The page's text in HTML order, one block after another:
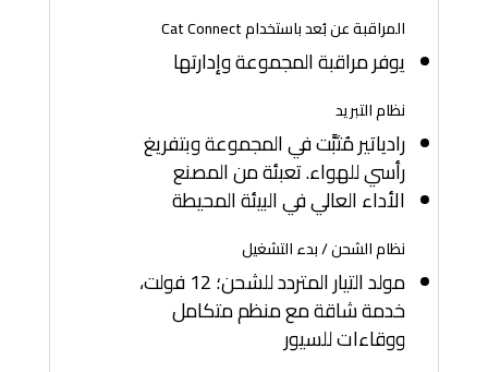
المراقبة عن بُعد باستخدام Cat Connect
يوفر مراقبة المجموعة وإدارتها
نظام التبريد
رادياتير مُثبَّت في المجموعة وبتفريغ
رأسي للهواء. تعبئة من المصنع
الأداء العالي في البيئة المحيطة
نظام الشحن / بدء التشغيل
مولد التيار المتردد للشحن؛ 12 فولت،
خدمة شاقة مع منظم متكامل
ووقاءات للسيور